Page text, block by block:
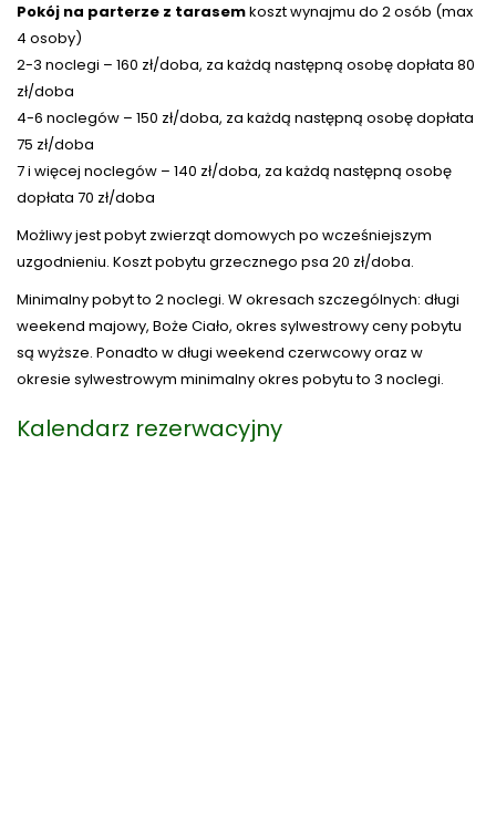
Pokój na parterze z tarasemkoszt wynajmu do 2 osób (max
4 osoby)
2-3 noclegi – 160 zł/doba, za każdą następną osobę dopłata 80
zł/doba
4-6 noclegów – 150 zł/doba, za każdą następną osobę dopłata
75 zł/doba
7 i więcej noclegów – 140 zł/doba, za każdą następną osobę
dopłata 70 zł/doba
Możliwy jest pobyt zwierząt domowych po wcześniejszym
uzgodnieniu. Koszt pobytu grzecznego psa 20 zł/doba.
Minimalny pobyt to 2 noclegi. W okresach szczególnych: długi
weekend majowy, Boże Ciało, okres sylwestrowy ceny pobytu
są wyższe. Ponadto w długi weekend czerwcowy oraz w
okresie sylwestrowym minimalny okres pobytu to 3 noclegi.
Kalendarz rezerwacyjny